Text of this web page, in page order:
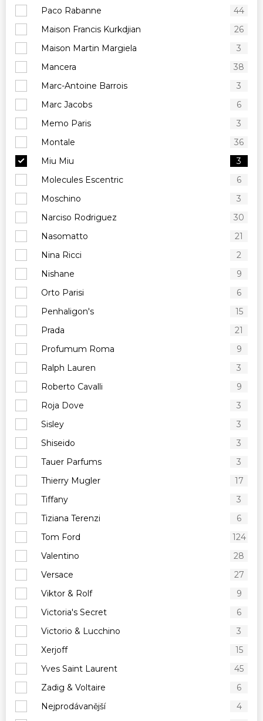
Paco Rabanne
44
Maison Francis Kurkdjian
26
Maison Martin Margiela
3
Mancera
38
Marc-Antoine Barrois
3
Marc Jacobs
6
Memo Paris
3
Montale
36
Miu Miu
3
Molecules Escentric
6
Moschino
3
Narciso Rodriguez
30
Nasomatto
21
Nina Ricci
2
Nishane
9
Orto Parisi
6
Penhaligon's
15
Prada
21
Profumum Roma
9
Ralph Lauren
3
Roberto Cavalli
9
Roja Dove
3
Sisley
3
Shiseido
3
Tauer Parfums
3
Thierry Mugler
17
Tiffany
3
Tiziana Terenzi
6
Tom Ford
124
Valentino
28
Versace
27
Viktor & Rolf
9
Victoria's Secret
6
Victorio & Lucchino
3
Xerjoff
15
Yves Saint Laurent
45
Zadig & Voltaire
6
Nejprodávanější
4